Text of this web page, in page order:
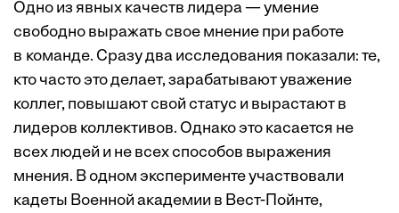
Одно из явных качеств лидера — умение
свободно выражать свое мнение при работе
в команде. Сразу два исследования показали: те,
кто часто это делает, зарабатывают уважение
коллег, повышают свой статус и вырастают в
лидеров коллективов. Однако это касается не
всех людей и не всех способов выражения
мнения. В одном эксперименте участвовали
кадеты Военной академии в Вест-Пойнте,